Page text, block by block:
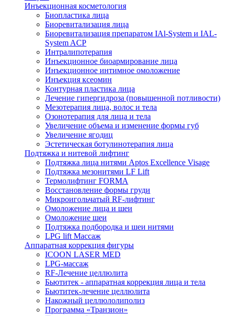
Инъекционная косметология
Биопластика лица
Биоревитализация лица
Биоревитализация препаратом IAl-System и IAL-
System ACP
Интралипотерапия
Инъекционное биоармирование лица
Инъекционное интимное омоложение
Инъекция ксеомин
Контурная пластика лица
Лечение гипергидроза (повышенной потливости)
Мезотерапия лица, волос и тела
Озонотерапия для лица и тела
Увеличение объема и изменение формы губ
Увеличение ягодиц
Эстетическая ботулинотерапия лица
Подтяжка и нитевой лифтинг
Подтяжка лица нитями Aptos Excellence Visage
Подтяжка мезонитями LF Lift
Термолифтинг FORMA
Восстановление формы груди
Микроигольчатый RF-лифтинг
Омоложение лица и шеи
Омоложение шеи
Подтяжка подбородка и шеи нитями
LPG lift Массаж
Аппаратная коррекция фигуры
ICOON LASER MED
LPG-массаж
RF-Лечение целлюлита
Бьютитек - аппаратная коррекция лица и тела
Бьютитек-лечение целлюлита
Накожный целлюлолиполиз
Программа «Транзион»